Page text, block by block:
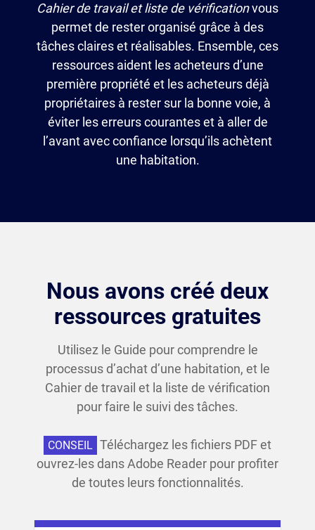
Cahier de travail et liste de vérificationvous
permet de rester organisé grâce à des
tâches claires et réalisables. Ensemble, ces
ressources aident les acheteurs d’une
première propriété et les acheteurs déjà
propriétaires à rester sur la bonne voie, à
éviter les erreurs courantes et à aller de
l’avant avec confiance lorsqu’ils achètent
une habitation.
Nous avons créé deux
ressources gratuites
Utilisez le Guide pour comprendre le
processus d’achat d’une habitation, et le
Cahier de travail et la liste de vérification
pour faire le suivi des tâches.
CONSEIL Téléchargez les fichiers PDF et
ouvrez-les dans Adobe Reader pour profiter
de toutes leurs fonctionnalités.